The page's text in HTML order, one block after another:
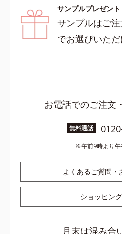
サンプルプレゼント
サンプルはご
でお選びいた
お電話でのご注文
無料通話
午前9時より
よくあるご質問・
ショッピン
月末は混み合